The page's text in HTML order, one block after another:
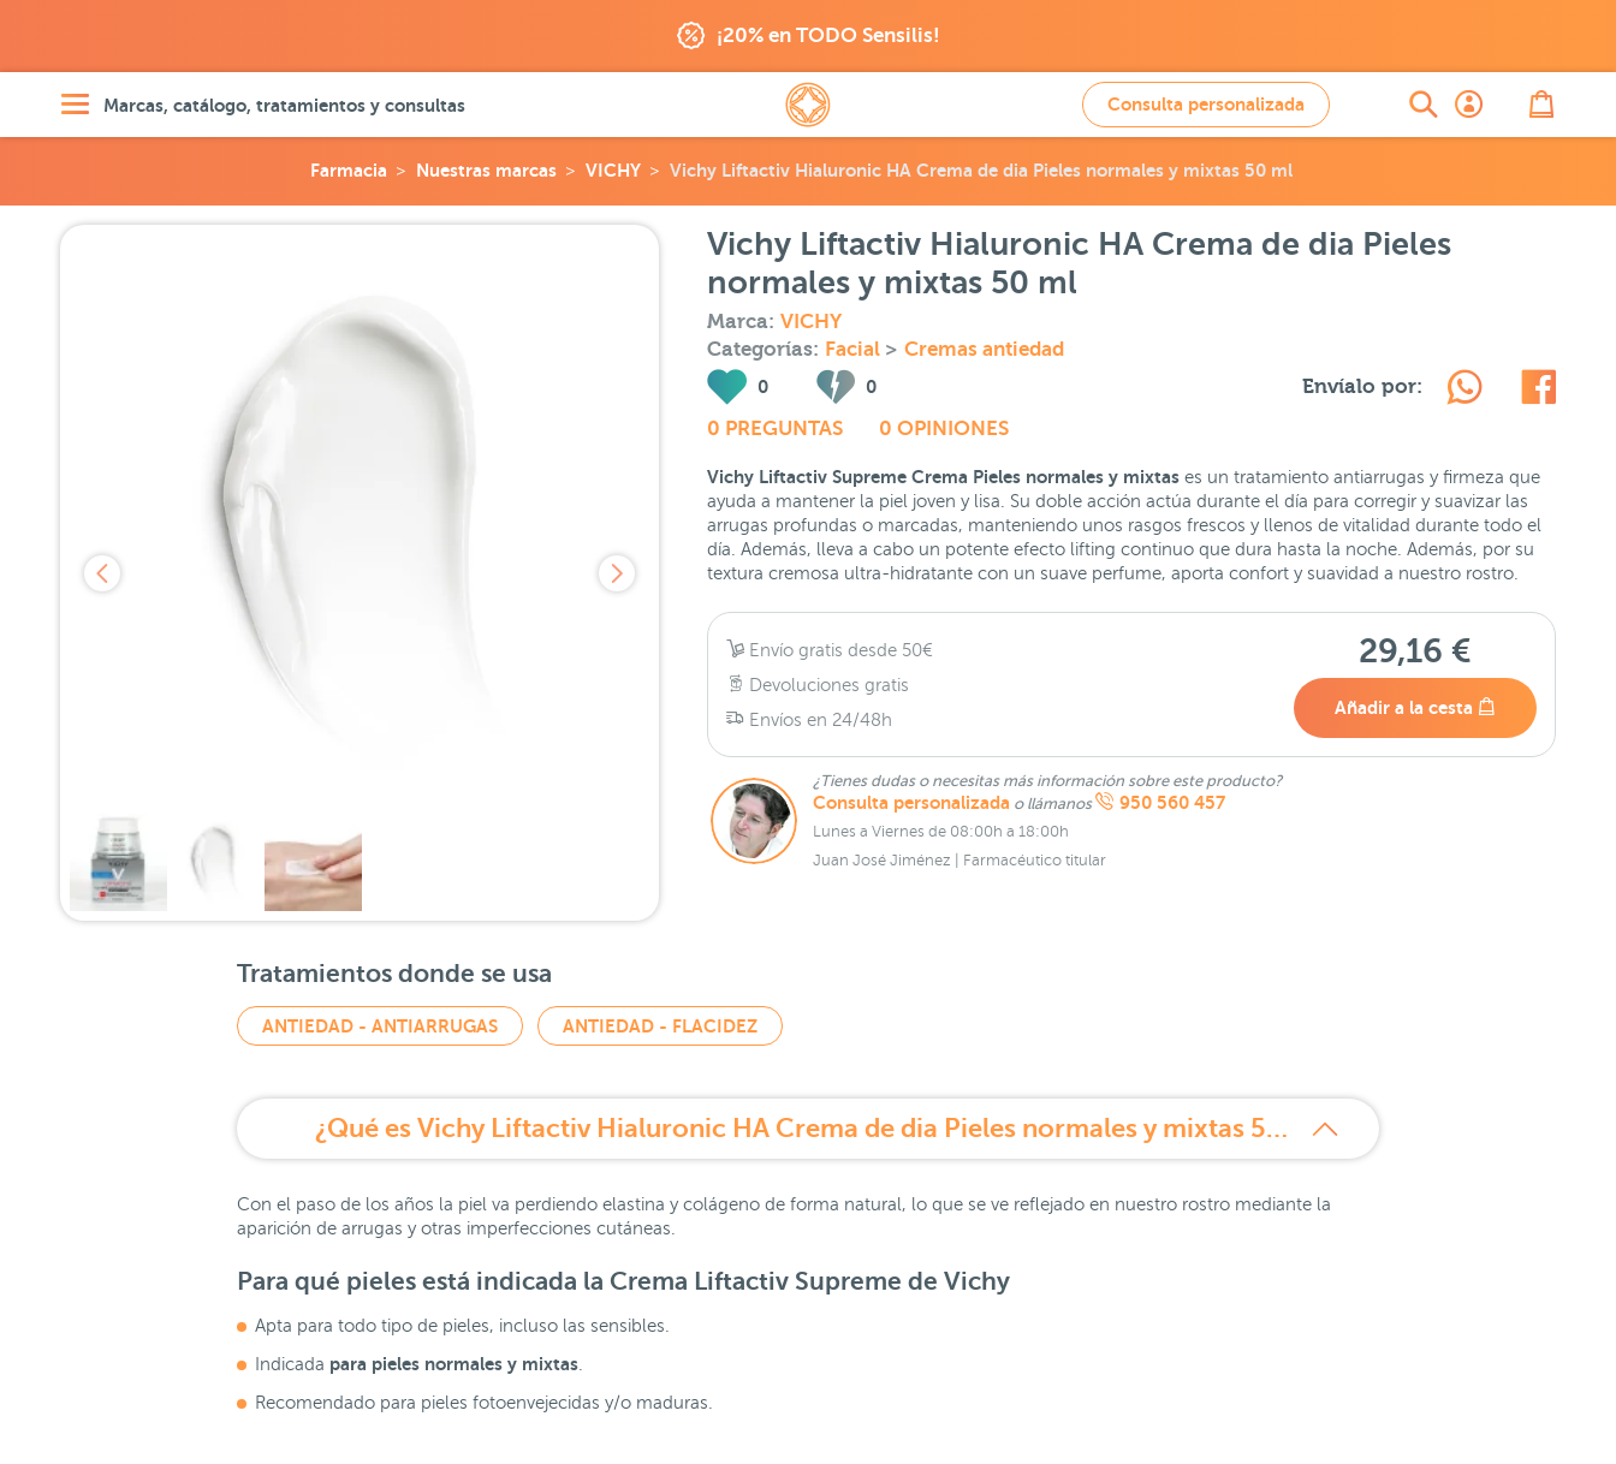
¡20% en TODO Sensilis!
Marcas, catálogo, tratamientos y consultas Consulta personalizada
Farmacia Nuestras marcas VICHY Vichy Liftactiv Hialuronic HA Crema de dia Pieles normales y mixtas 50 ml
Vichy Liftactiv Hialuronic HA Crema de dia Pieles
normales y mixtas 50 ml
Marca: VICHY
Categorías: Facial > Cremas antiedad
0 0
0 PREGUNTAS 0 OPINIONES
Envíalo por:
Vichy Liftactiv Supreme Crema Pieles normales y mixtases un tratamiento antiarrugas y firmeza que
ayuda a mantener la piel joven y lisa. Su doble acción actúa durante el día para corregir y suavizar las
arrugas profundas o marcadas, manteniendo unos rasgos frescos y llenos de vitalidad durante todo el
día. Además, lleva a cabo un potente efecto lifting continuo que dura hasta la noche. Además, por su
textura cremosa ultra-hidratante con un suave perfume, aporta confort y suavidad a nuestro rostro.
Envío gratis desde 50€
Devoluciones gratis
Envíos en 24/48h
29,16 €
Añadir a la cesta
¿Tienes dudas o necesitas más información sobre este producto?
Consulta personalizada o llámanos 950 560 457
Lunes a Viernes de 08:00h a 18:00h
Juan José Jiménez | Farmacéutico titular
Tratamientos donde se usa
ANTIEDAD - ANTIARRUGAS ANTIEDAD - FLACIDEZ
¿Qué es Vichy Liftactiv Hialuronic HA Crema de dia Pieles normales y mixtas 50 ml?
Con el paso de los años la piel va perdiendo elastina y colágeno de forma natural, lo que se ve reflejado en nuestro rostro mediante la
aparición de arrugas y otras imperfecciones cutáneas.
Para qué pieles está indicada la Crema Liftactiv Supreme de Vichy
Apta para todo tipo de pieles, incluso las sensibles.
Indicada para pieles normales y mixtas
Recomendado para pieles fotoenvejecidas y/o maduras.